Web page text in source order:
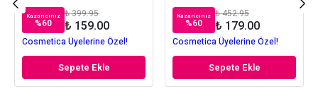
Kazancınız
%60
₺ 399.95
₺ 159.00
Cosmetica Üyelerine Özel!
Sepete Ekle
Kazancınız
%60
₺ 452.95
₺ 179.00
Cosmetica Üyelerine Özel!
Sepete Ekle